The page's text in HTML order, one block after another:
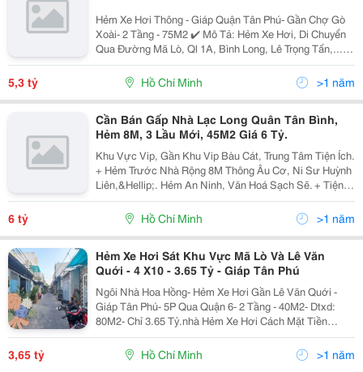
Hẻm Xe Hơi Thông - Giáp Quận Tân Phú- Gần Chợ Gò
Xoài- 2 Tầng - 75M2 ✔️ Mô Tả: Hẻm Xe Hơi, Di Chuyển
Qua Đường Mã Lò, Ql 1A, Bình Long, Lê Trọng Tấn,...
Giáp Tân Phú, Gần Chợ Gò Xoài, Nhà Thờ, 4 Phút Ra
Eon Mall ,...Giáp Các Quận Tân Bình,Tân Phú,...
5,3 tỷ Hồ Chí Minh >1 năm
Cần Bán Gấp Nhà Lạc Long Quân Tân Bình,
Hẻm 8M, 3 Lầu Mới, 45M2 Giá 6 Tỷ.
Khu Vực Vip, Gần Khu Vip Bàu Cát, Trung Tâm Tiện Ích.
+ Hẻm Trước Nhà Rộng 8M Thông Âu Cơ, Ni Sư Huỳnh
Liên,&Hellip;. Hẻm An Ninh, Văn Hoá Sạch Sẽ. + Tiện
Di Chuyển Quận Tân Bình, Tân Phú, Quận 10, Quận 11,
Quận Bình Tân. + Nhà Mới Đẹp, Thoáng...
6 tỷ Hồ Chí Minh >1 năm
Hẻm Xe Hơi Sát Khu Vực Mã Lò Và Lê Văn
Quới - 4 X10 - 3.65 Tỷ - Giáp Tân Phú
Ngôi Nhà Hoa Hồng- Hẻm Xe Hơi Gần Lê Văn Quới -
Giáp Tân Phú- 5P Qua Quận 6- 2 Tầng - 40M2- Dtxd:
80M2- Chỉ 3.65 Tỷ.nhà Hẻm Xe Hơi Cách Mặt Tiền
Đường Lớn Chỉ 30M.khu Vực Giáp Quận 12, Quận Tân
Bình, Tân Phú, Quận 6, Quận 8, Bình Chánh.tôi Là
Giám...
3,65 tỷ Hồ Chí Minh >1 năm